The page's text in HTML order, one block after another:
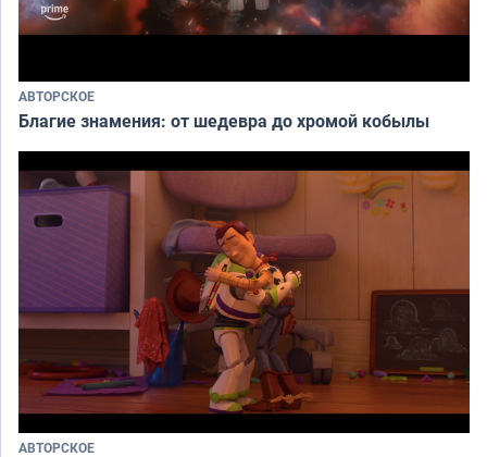
АВТОРСКОЕ
Благие знамения: от шедевра до хромой кобылы
АВТОРСКОЕ